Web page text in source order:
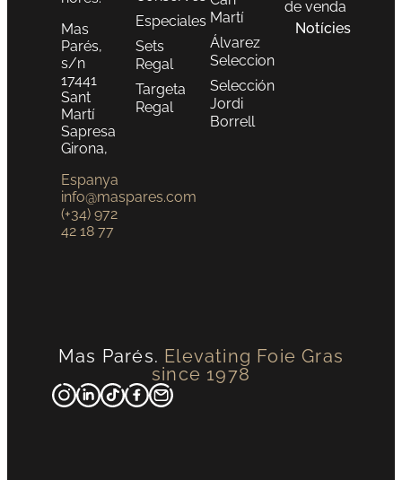
Mas
Parés,
s/n
17441
Sant
Martí
Sapresa
Girona,
Espanya
info@maspares.com
(+34) 972
42 18 77
Especiales
Sets
Regal
Targeta
Regal
Martí
Álvarez
Seleccion
Selección
Jordi
Borrell
de venda
Notícies
Mas Parés. Elevating Foie Gras
since 1978